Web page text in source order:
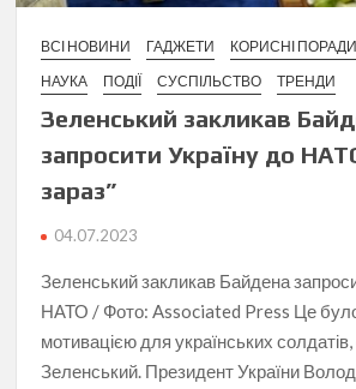
ВСІ НОВИНИ ГАДЖЕТИ КОРИСНІ ПОРАДИ
НАУКА
ПОДІЇ СУСПІЛЬСТВО ТРЕНДИ
Зеленський закликав
запросити Україну до
зараз”
04.07.2023
Зеленський закликав Байдена
НАТО / Фото: Associated Press Це
мотивацією для українських
Зеленський. Президент України